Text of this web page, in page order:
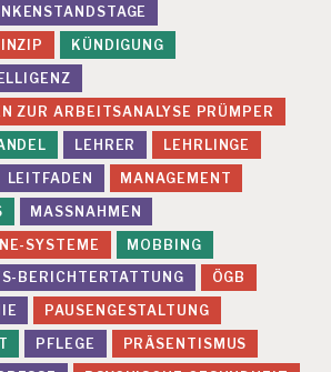
KÜNDIGUNG
ZUR ARBEITSANALYSE PRÜMPER
LEHRER
LEHRLINGE
LEITFADEN
MANAGEMENT
MASSNAHMEN
SYSTEME
MOBBING
BERICHTERTATTUNG
ÖGB
PAUSENGESTALTUNG
PFLEGE
PRÄSENTISMUS